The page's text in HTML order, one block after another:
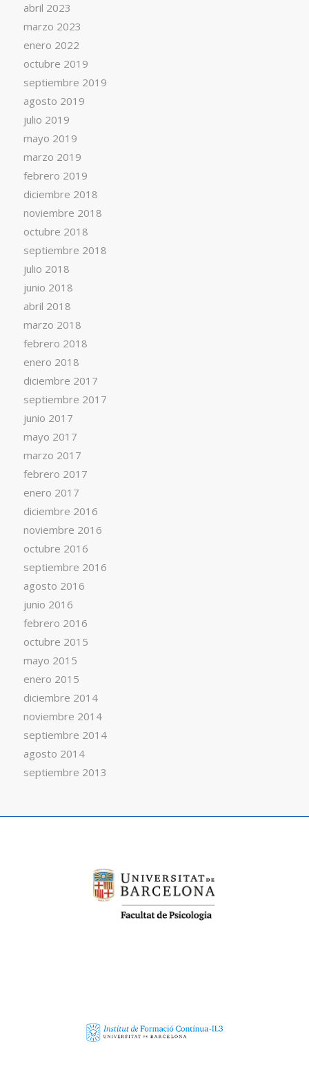
abril 2023
marzo 2023
enero 2022
octubre 2019
septiembre 2019
agosto 2019
julio 2019
mayo 2019
marzo 2019
febrero 2019
diciembre 2018
noviembre 2018
octubre 2018
septiembre 2018
julio 2018
junio 2018
abril 2018
marzo 2018
febrero 2018
enero 2018
diciembre 2017
septiembre 2017
junio 2017
mayo 2017
marzo 2017
febrero 2017
enero 2017
diciembre 2016
noviembre 2016
octubre 2016
septiembre 2016
agosto 2016
junio 2016
febrero 2016
octubre 2015
mayo 2015
enero 2015
diciembre 2014
noviembre 2014
septiembre 2014
agosto 2014
septiembre 2013